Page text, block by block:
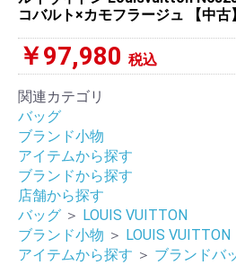
コバルト×カモフラージュ 【中古】
￥97,980 税込
関連カテゴリ
バッグ
ブランド小物
アイテムから探す
ブランドから探す
店舗から探す
バッグ ＞ LOUIS VUITTON
ブランド小物 ＞ LOUIS VUITTON
アイテムから探す ＞ ブランドバ